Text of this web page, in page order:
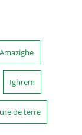
Amazighe
Ighrem
de terre